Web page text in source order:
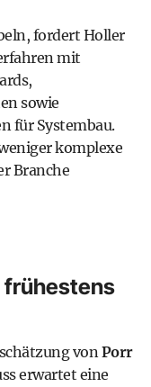
fordert Holler
mit
sowie
für Systembau.
komplexe
Branche
frühestens
vonPorr
erwartet eine